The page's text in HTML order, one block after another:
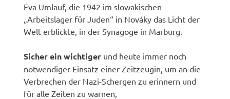
Eva Umlauf, die 1942 im slowakischen
„Arbeitslager für Juden“ in Nováky das Licht der
Welt erblickte, in der Synagoge in Marburg.
Sicher ein wichtiger und heute immer noch
notwendiger Einsatz einer Zeitzeugin, um an die
Verbrechen der Nazi-Schergen zu erinnern und
für alle Zeiten zu warnen,